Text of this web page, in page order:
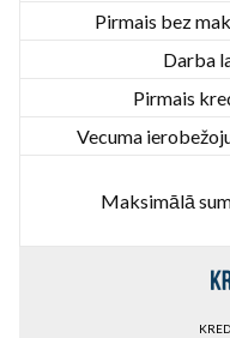
Pirmais bez
Darba
Pirmais
Vecuma
Maksimālā